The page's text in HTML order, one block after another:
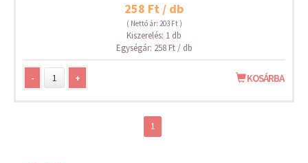
258 Ft / db
( Nettó ár: 203 Ft )
Kiszerelés: 1 db
Egységár: 258 Ft / db
- + KOSÁRBA
1